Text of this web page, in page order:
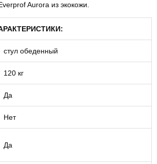
Aurora из экокожи.
стул обеденный
120 кг
Да
Нет
Да